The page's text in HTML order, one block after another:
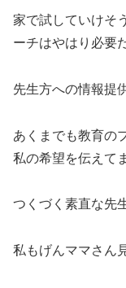
家で試していけそ
ーチはやはり必要
先生方への情報提
あくまでも教育の
私の希望を伝えて
つくづく素直な先
私もげんママさん